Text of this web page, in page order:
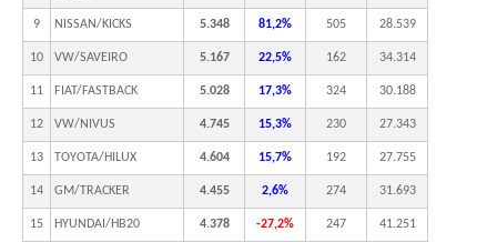
9 NISSAN/KICKS 5.348 81,2% 505 28.539
10 VW/SAVEIRO 5.167 22,5% 162 34.314
11 FIAT/FASTBACK 5.028 17,3% 324 30.188
12 VW/NIVUS 4.745 15,3% 230 27.343
13 TOYOTA/HILUX 4.604 15,7% 192 27.755
14 GM/TRACKER 4.455 2,6% 274 31.693
15 HYUNDAI/HB20 4.378 -27,2% 247 41.251